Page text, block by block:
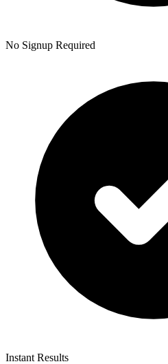
No Signup Required
Instant Results